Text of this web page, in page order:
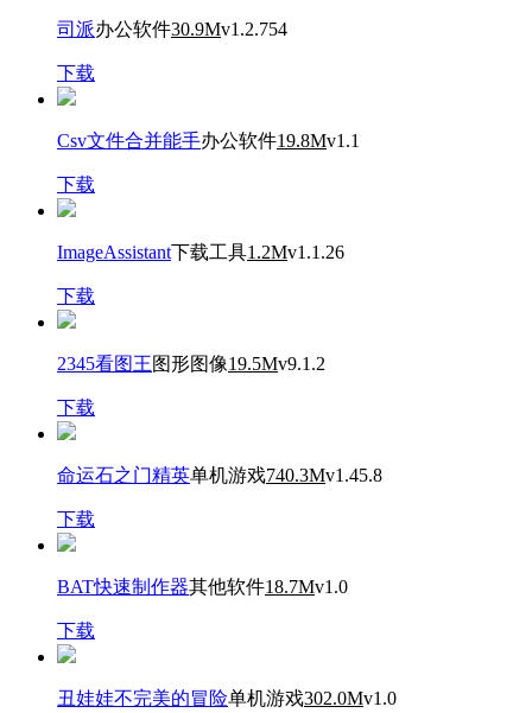
司派办公软件30.9Mv1.2.754
下载
Csv文件合并能手办公软件19.8Mv1.1
下载
ImageAssistant下载工具1.2Mv1.1.26
下载
2345看图王图形图像19.5Mv9.1.2
下载
命运石之门精英单机游戏740.3Mv1.45.8
下载
BAT快速制作器其他软件18.7Mv1.0
下载
丑娃娃不完美的冒险单机游戏302.0Mv1.0